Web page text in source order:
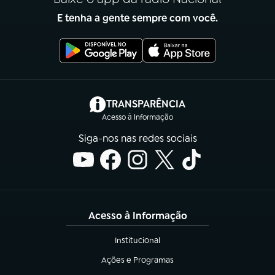
E tenha a gente sempre com você.
TRANSPARÊNCIA
Acesso à Informação
(abre em nova aba)
Siga-nos nas redes sociais
Acesso à Informação
Institucional
(abre em nova aba)
Ações e Programas
(abre em nova aba)